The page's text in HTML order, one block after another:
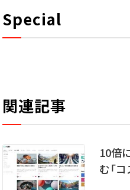
Special
関連記事
10倍
む「